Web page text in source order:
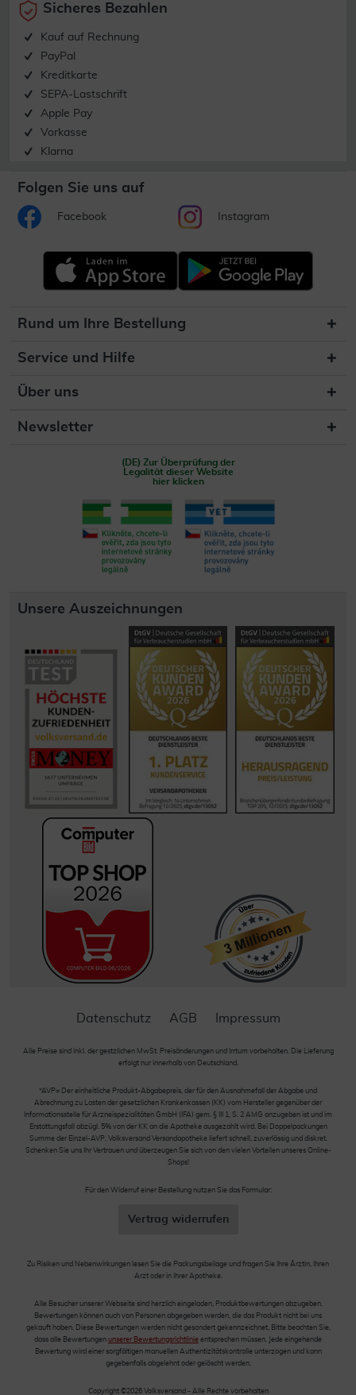
Sicheres Bezahlen
Kauf auf Rechnung
PayPal
Kreditkarte
SEPA-Lastschrift
Apple Pay
Vorkasse
Klarna
Folgen Sie uns auf
Facebook Instagram
Rund um Ihre Bestellung
Service und Hilfe
Über uns
Newsletter
(DE) Zur Überprüfung der
Legalität dieser Website
hier klicken
Unsere Auszeichnungen
Datenschutz AGB Impressum
Alle Preise sind inkl. der gestzlichen MwSt. Preisänderungen und Irrtum vorbehalten. Die Lieferung
erfolgt nur innerhalb von Deutschland.
*AVP= Der einheitliche Produkt-Abgabepreis, der für den Ausnahmefall der Abgabe und
Abrechnung zu Lasten der gesetzlichen Krankenkassen (KK) vom Hersteller gegenüber der
Informationsstelle für Arzneispezialitäten GmbH (IFA) gem. § III 1, S. 2 AMG anzugeben ist und im
Erstattungsfall abzügl. 5% von der KK an die Apotheke ausgezahlt wird. Bei Doppelpackungen
Summe der Einzel-AVP. Volksversand Versandapotheke liefert schnell, zuverlässig und diskret.
Schenken Sie uns Ihr Vertrauen und überzeugen Sie sich von den vielen Vorteilen unseres Online-
Shops!
Für den Widerruf einer Bestellung nutzen Sie das Formular:
Vertrag widerrufen
Zu Risiken und Nebenwirkungen lesen Sie die Packungsbeilage und fragen Sie Ihre Ärztin, Ihren
Arzt oder in Ihrer Apotheke.
Alle Besucher unserer Webseite sind herzlich eingeladen, Produktbewertungen abzugeben.
Bewertungen können auch von Personen abgegeben werden, die das Produkt nicht bei uns
gekauft haben. Diese Bewertungen werden nicht gesondert gekennzeichnet. Bitte beachten Sie,
dass alle Bewertungen unserer Bewertungsrichtlinie entsprechen müssen. Jede eingehende
Bewertung wird einer sorgfältigen manuellen Authentizitätskontrolle unterzogen und kann
gegebenfalls abgelehnt oder gelöscht werden.
Copyright ©2026 Volksversand - Alle Rechte vorbehalten